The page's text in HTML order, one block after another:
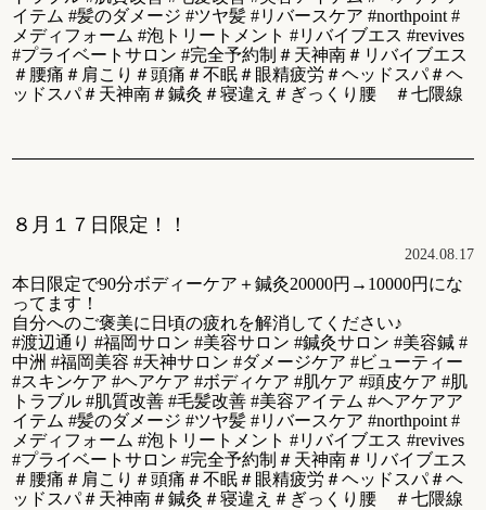
イテム #髪のダメージ #ツヤ髪 #リバースケア #northpoint #
メディフォーム #泡トリートメント #リバイブエス #revives
#プライベートサロン #完全予約制＃天神南＃リバイブエス
＃腰痛＃肩こり＃頭痛＃不眠＃眼精疲労＃ヘッドスパ＃ヘ
ッドスパ＃天神南＃鍼灸＃寝違え＃ぎっくり腰 ＃七隈線
８月１７日限定！！
2024.08.17
本日限定で90分ボディーケア＋鍼灸20000円→10000円にな
ってます！
自分へのご褒美に日頃の疲れを解消してください♪
#渡辺通り #福岡サロン #美容サロン #鍼灸サロン #美容鍼 #
中洲 #福岡美容 #天神サロン #ダメージケア #ビューティー
#スキンケア #ヘアケア #ボディケア #肌ケア #頭皮ケア #肌
トラブル #肌質改善 #毛髪改善 #美容アイテム #ヘアケアア
イテム #髪のダメージ #ツヤ髪 #リバースケア #northpoint #
メディフォーム #泡トリートメント #リバイブエス #revives
#プライベートサロン #完全予約制＃天神南＃リバイブエス
＃腰痛＃肩こり＃頭痛＃不眠＃眼精疲労＃ヘッドスパ＃ヘ
ッドスパ＃天神南＃鍼灸＃寝違え＃ぎっくり腰 ＃七隈線